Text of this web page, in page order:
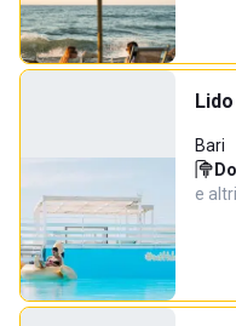
Lido
Bari
e altri